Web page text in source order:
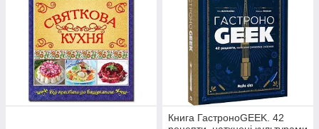
Книга ГастроноGEEK. 42